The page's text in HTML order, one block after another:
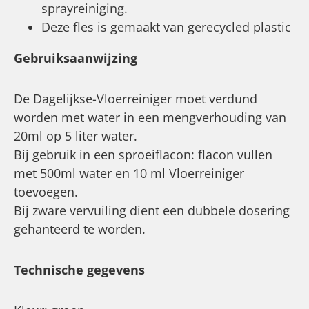
sprayreiniging.
Deze fles is gemaakt van gerecycled plastic
Gebruiksaanwijzing
De Dagelijkse-Vloerreiniger moet verdund
worden met water in een mengverhouding van
20ml op 5 liter water.
Bij gebruik in een sproeiflacon: flacon vullen
met 500ml water en 10 ml Vloerreiniger
toevoegen.
Bij zware vervuiling dient een dubbele dosering
gehanteerd te worden.
Technische gegevens